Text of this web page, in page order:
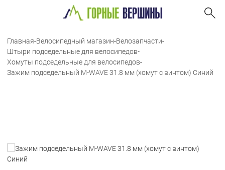
Главная-Велосипедный магазин-Велозапчасти-
Штыри подседельные для велосипедов-
Хомуты подседельные для велосипедов-
Зажим подседельный M-WAVE 31.8 мм (хомут с винтом) Синий